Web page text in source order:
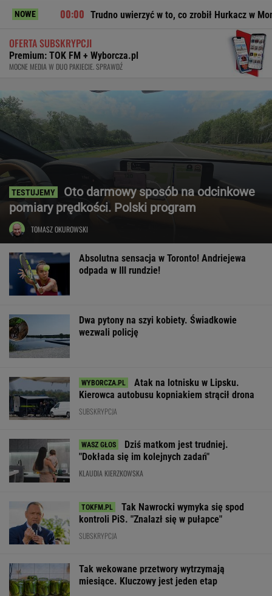
NOWETrudno uwierzyć w to, co zrobił Hurkacz w Montrealu. Miał już
OFERTA SUBSKRYPCJI
Premium: TOK FM + Wyborcza.pl
MOCNE MEDIA W DUO PAKIECIE. SPRAWDŹ
Oto darmowy sposób na odcinkowe
pomiary prędkości. Polski program
TOMASZ OKUROWSKI
Absolutna sensacja w Toronto! Andriejewa
odpada w III rundzie!
Dwa pytony na szyi kobiety. Świadkowie
wezwali policję
Atak na lotnisku w Lipsku.
Kierowca autobusu kopniakiem strącił drona
SUBSKRYPCJA
Dziś matkom jest trudniej.
"Dokłada się im kolejnych zadań"
KLAUDIA KIERZKOWSKA
Tak Nawrocki wymyka się spod
kontroli PiS. "Znalazł się w pułapce"
SUBSKRYPCJA
Tak wekowane przetwory wytrzymają
miesiące. Kluczowy jest jeden etap